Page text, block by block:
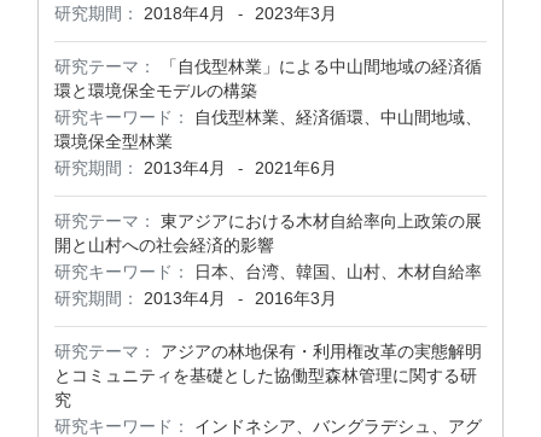
研究期間：
2018年4月 - 2023年3月
研究テーマ：
「自伐型林業」による中山間地域の経済循
環と環境保全モデルの構築
研究キーワード：
自伐型林業、経済循環、中山間地域、
環境保全型林業
研究期間：
2013年4月 - 2021年6月
研究テーマ：
東アジアにおける木材自給率向上政策の展
開と山村への社会経済的影響
研究キーワード：
日本、台湾、韓国、山村、木材自給率
研究期間：
2013年4月 - 2016年3月
研究テーマ：
アジアの林地保有・利用権改革の実態解明
とコミュニティを基礎とした協働型森林管理に関する研
究
研究キーワード：
インドネシア、バングラデシュ、アグ